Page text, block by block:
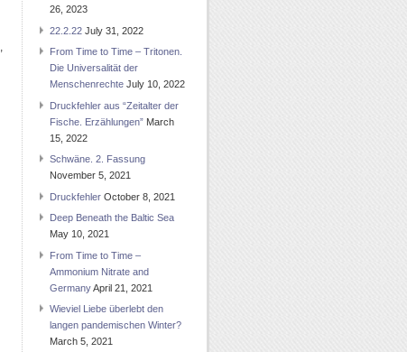
26, 2023
22.2.22 July 31, 2022
From Time to Time – Tritonen.
Die Universalität der
Menschenrechte July 10, 2022
Druckfehler aus “Zeitalter der
Fische. Erzählungen” March
15, 2022
Schwäne. 2. Fassung
November 5, 2021
Druckfehler October 8, 2021
Deep Beneath the Baltic Sea
May 10, 2021
From Time to Time –
Ammonium Nitrate and
GermanyApril 21, 2021
Wieviel Liebe überlebt den
langen pandemischen Winter?
March 5, 2021